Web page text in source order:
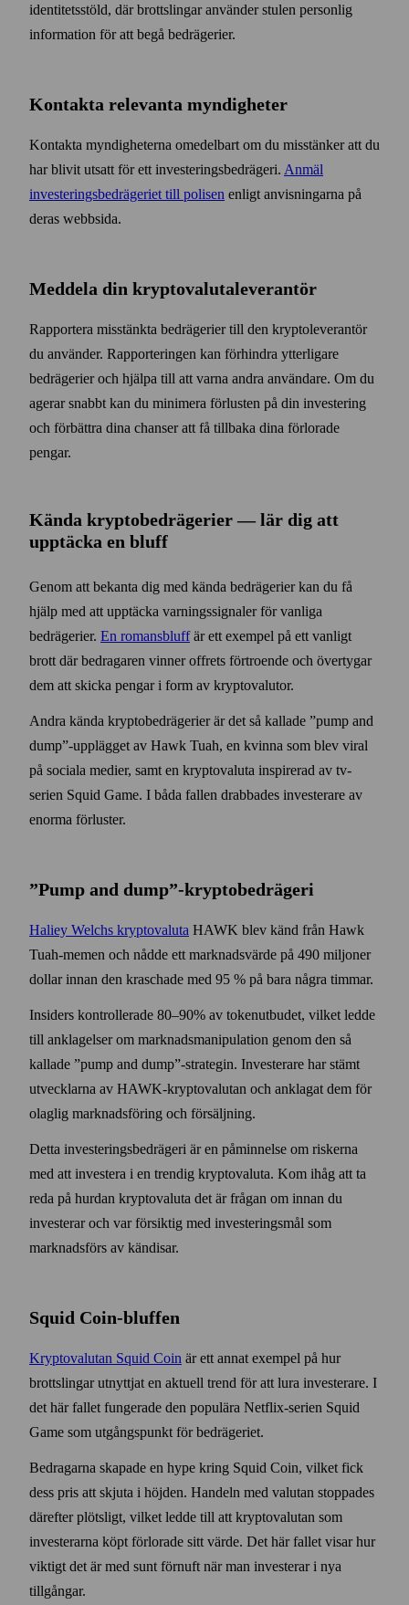
identitets­stöld, där brottslingar använder stulen personlig
information för att begå bedrägerier.
Kontakta relevanta myndigheter
Kontakta myndigheterna omedelbart om du miss­tänker att du
har blivit utsatt för ett investerings­bedrägeri. Anmäl
investerings­bedrägeriet till polisen enligt anvisningarna på
deras webb­sida.
Meddela din krypto­valuta­leverantör
Rapportera misstänkta bedrägerier till den krypto­leverantör
du använder. Rapporteringen kan förhindra ytterligare
bedrägerier och hjälpa till att varna andra användare. Om du
agerar snabbt kan du minimera förlusten på din investering
och förbättra dina chanser att få tillbaka dina förlorade
pengar.
Kända krypto­bedrägerier — lär dig att
upptäcka en bluff
Genom att bekanta dig med kända bedrägerier kan du få
hjälp med att upptäcka varnings­signaler för vanliga
bedrägerier. En romans­bluffär ett exempel på ett vanligt
brott där bedragaren vinner offrets förtroende och över­tygar
dem att skicka pengar i form av krypto­valutor.
Andra kända krypto­bedrägerier är det så kallade ”pump and
dump”-upplägget av Hawk Tuah, en kvinna som blev viral
på sociala medier, samt en krypto­valuta inspirerad av tv-
serien Squid Game. I båda fallen drabbades investerare av
enorma förluster.
”Pump and dump”-krypto­bedrägeri
Haliey Welchs kryptovaluta HAWK blev känd från Hawk
Tuah-memen och nådde ett marknads­värde på 490 miljoner
dollar innan den kraschade med 95 % på bara några timmar.
Insiders kontrollerade 80–90% av token­utbudet, vilket ledde
till anklagelser om marknads­manipulation genom den så
kallade ”pump and dump”-strategin. Investerare har stämt
utvecklarna av HAWK-krypto­valutan och anklagat dem för
olaglig marknads­föring och försäljning.
Detta investerings­bedrägeri är en påminnelse om riskerna
med att investera i en trendig krypto­valuta. Kom ihåg att ta
reda på hurdan krypto­valuta det är frågan om innan du
investerar och var försiktig med investerings­mål som
marknads­förs av kändisar.
Squid Coin-bluffen
Kryptovalutan Squid Coin är ett annat exempel på hur
brottslingar utnyttjat en aktuell trend för att lura investerare. I
det här fallet fungerade den populära Netflix-serien Squid
Game som utgångs­punkt för bedrägeriet.
Bedragarna skapade en hype kring Squid Coin, vilket fick
dess pris att skjuta i höjden. Handeln med valutan stoppades
där­efter plötsligt, vilket ledde till att krypto­valutan som
investerarna köpt förlorade sitt värde. Det här fallet visar hur
viktigt det är med sunt förnuft när man investerar i nya
tillgångar.